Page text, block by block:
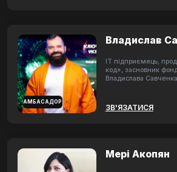
АМБАСАДОР
Владислав
ІТ підприємець,
код», засновник
Владислава
ЗВ'ЯЗАТИСЯ
Мері Акопян